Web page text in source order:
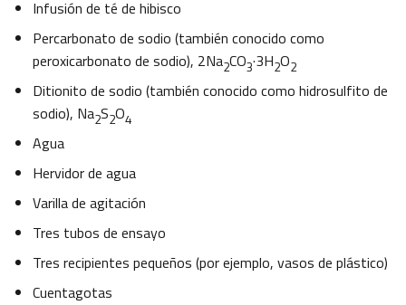
Infusión de té de hibisco
Percarbonato de sodio (también conocido como
peroxicarbonato de sodio), 2Na2CO3·3H2O2
Ditionito de sodio (también conocido como hidrosulfito de
sodio), Na2S2O4
Agua
Hervidor de agua
Varilla de agitación
Tres tubos de ensayo
Tres recipientes pequeños (por ejemplo, vasos de plástico)
Cuentagotas